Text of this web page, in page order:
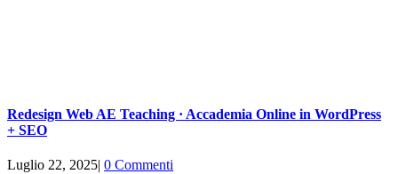
Redesign Web AE Teaching · Accademia Online in WordPress
+ SEO
Luglio 22, 2025| 0 Commenti